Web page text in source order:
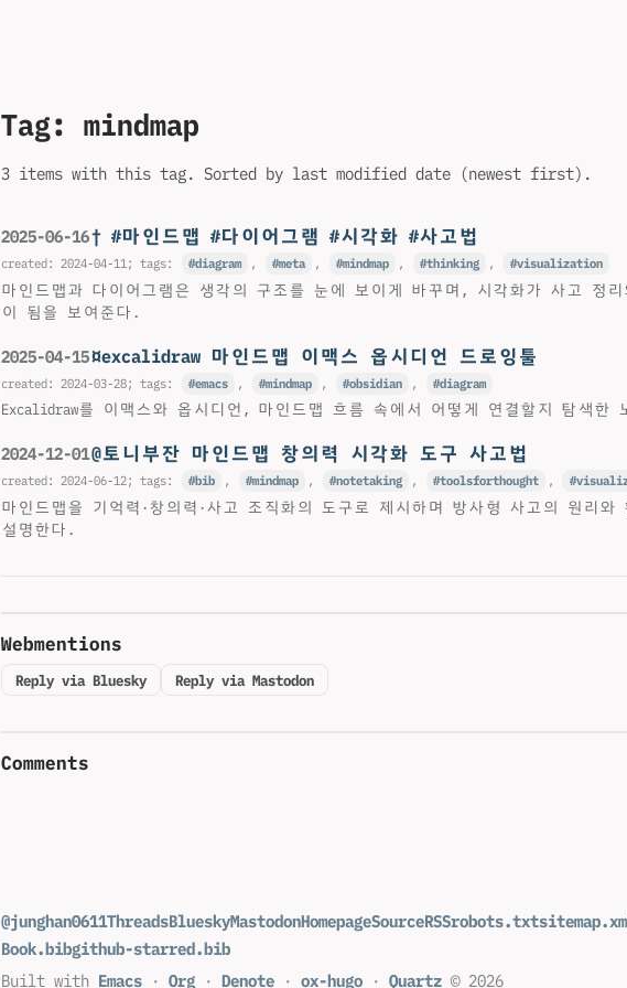
Tag: mindmap
3 items with this tag. Sorted by last modified date (newest first).
2025-06-16† #마인드맵 #다이어그램 #시각화 #사고법
created: 2024-04-11; tags: diagram , meta , mindmap , thinking , visualization
마인드맵과 다이어그램은 생각의 구조를 눈에 보이게 바꾸며, 시각화가 사고 정
이 됨을 보여준다.
2025-04-15¤excalidraw 마인드맵 이맥스 옵시디언 드로잉툴
created: 2024-03-28; tags: emacs , mindmap , obsidian , diagram
Excalidraw를 이맥스와 옵시디언, 마인드맵 흐름 속에서 어떻게 연결할지 탐색한
2024-12-01@토니부잔 마인드맵 창의력 시각화 도구 사고법
created: 2024-06-12; tags: bib , mindmap , notetaking , toolsforthought ,
마인드맵을 기억력·창의력·사고 조직화의 도구로 제시하며 방사형 사고의 원리와
설명한다.
Webmentions
Reply via Bluesky Reply via Mastodon
Comments
@junghan0611ThreadsBlueskyMastodonHomepageSourceRSSrobots.txt
Book.bibgithub-starred.bib
Built with Emacs · Org · Denote · ox-hugo · Quartz © 2026